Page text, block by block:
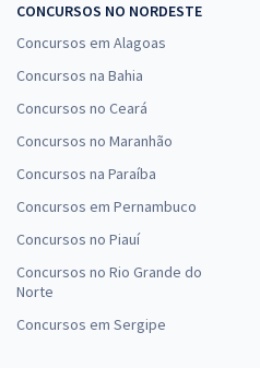
CONCURSOS NO NORDESTE
Concursos em Alagoas
Concursos na Bahia
Concursos no Ceará
Concursos no Maranhão
Concursos na Paraíba
Concursos em Pernambuco
Concursos no Piauí
Concursos no Rio Grande do
Norte
Concursos em Sergipe